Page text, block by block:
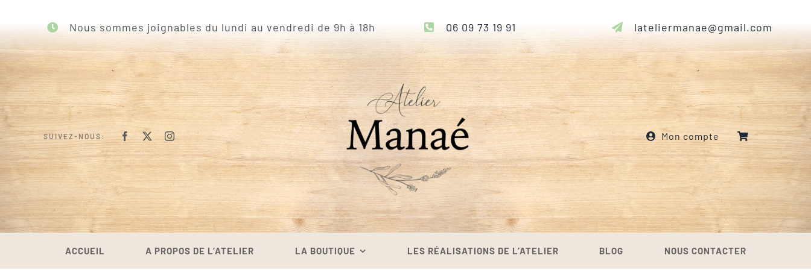
Nous sommes joignables du lundi au vendredi de 9h à 18h 06 09 73 19 91 lateliermanae@gmail.com
SUIVEZ-NOUS: Mon compte
ACCUEIL A PROPOS DE L’ATELIER LA BOUTIQUE LES RÉALISATIONS DE L’ATELIER BLOG NOUS CONTACTER